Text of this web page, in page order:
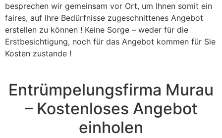
besprechen wir gemeinsam vor Ort, um Ihnen somit ein
faires, auf Ihre Bedürfnisse zugeschnittenes Angebot
erstellen zu können ! Keine Sorge – weder für die
Erstbesichtigung, noch für das Angebot kommen für Sie
Kosten zustande !
Entrümpelungsfirma Murau
– Kostenloses Angebot
einholen